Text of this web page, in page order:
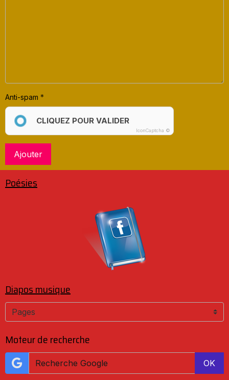
Anti-spam
CLIQUEZ POUR VALIDER
IconCaptcha ©
Ajouter
Poésies
Diapos musique
Moteur de recherche
OK